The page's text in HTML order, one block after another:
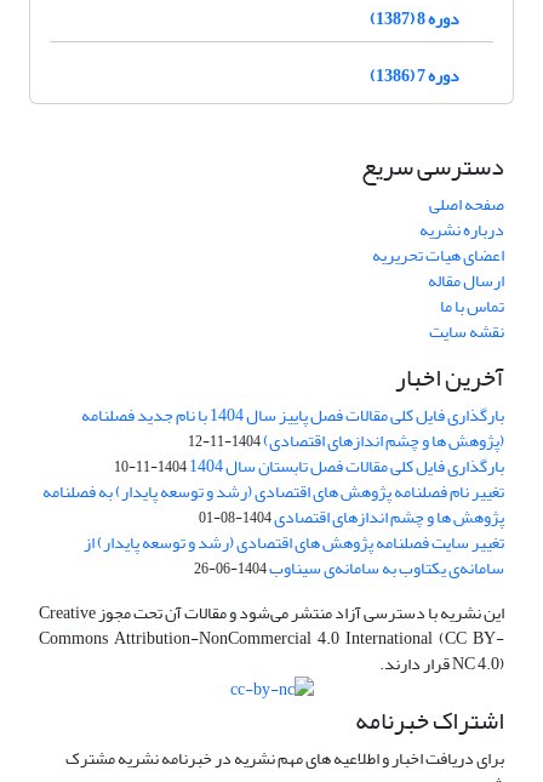
دوره 8 (1387)
دوره 7 (1386)
دسترسی سریع
صفحه اصلی
درباره نشریه
اعضای هیات تحریریه
ارسال مقاله
تماس با ما
نقشه سایت
آخرین اخبار
بارگذاری فایل کلی مقالات فصل پاییز سال 1404 با نام جدید فصلنامه
(پژوهش ها و چشم اندازهای اقتصادی)1404-11-12
بارگذاری فایل کلی مقالات فصل تابستان سال 1404 1404-11-10
تغییر نام فصلنامه پژوهش های اقتصادی (رشد و توسعه پایدار) به فصلنامه
پژوهش ها و چشم اندازهای اقتصادی1404-08-01
تغییر سایت فصلنامه پژوهش های اقتصادی (رشد و توسعه پایدار) از
سامانه‌ی یکتاوب به سامانه‌ی سیناوب1404-06-26
این نشریه با دسترسی آزاد منتشر می‌شود و مقالات آن تحت مجوز Creative
Commons Attribution-NonCommercial 4.0 International (CC BY-
NC 4.0) قرار دارند.
اشتراک خبرنامه
برای دریافت اخبار و اطلاعیه های مهم نشریه در خبرنامه نشریه مشترک